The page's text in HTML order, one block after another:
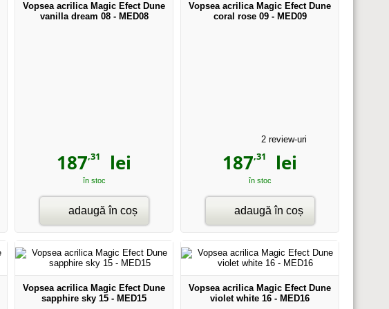
Vopsea acrilica Magic Efect Dune
vanilla dream 08 - MED08
187,31 lei
în stoc
adaugă în coș
Vopsea acrilica Magic Efect Dune
coral rose 09 - MED09
2 review-uri
187,31 lei
în stoc
adaugă în coș
Vopsea acrilica Magic Efect Dune
sapphire sky 15 - MED15
Vopsea acrilica Magic Efect Dune
violet white 16 - MED16